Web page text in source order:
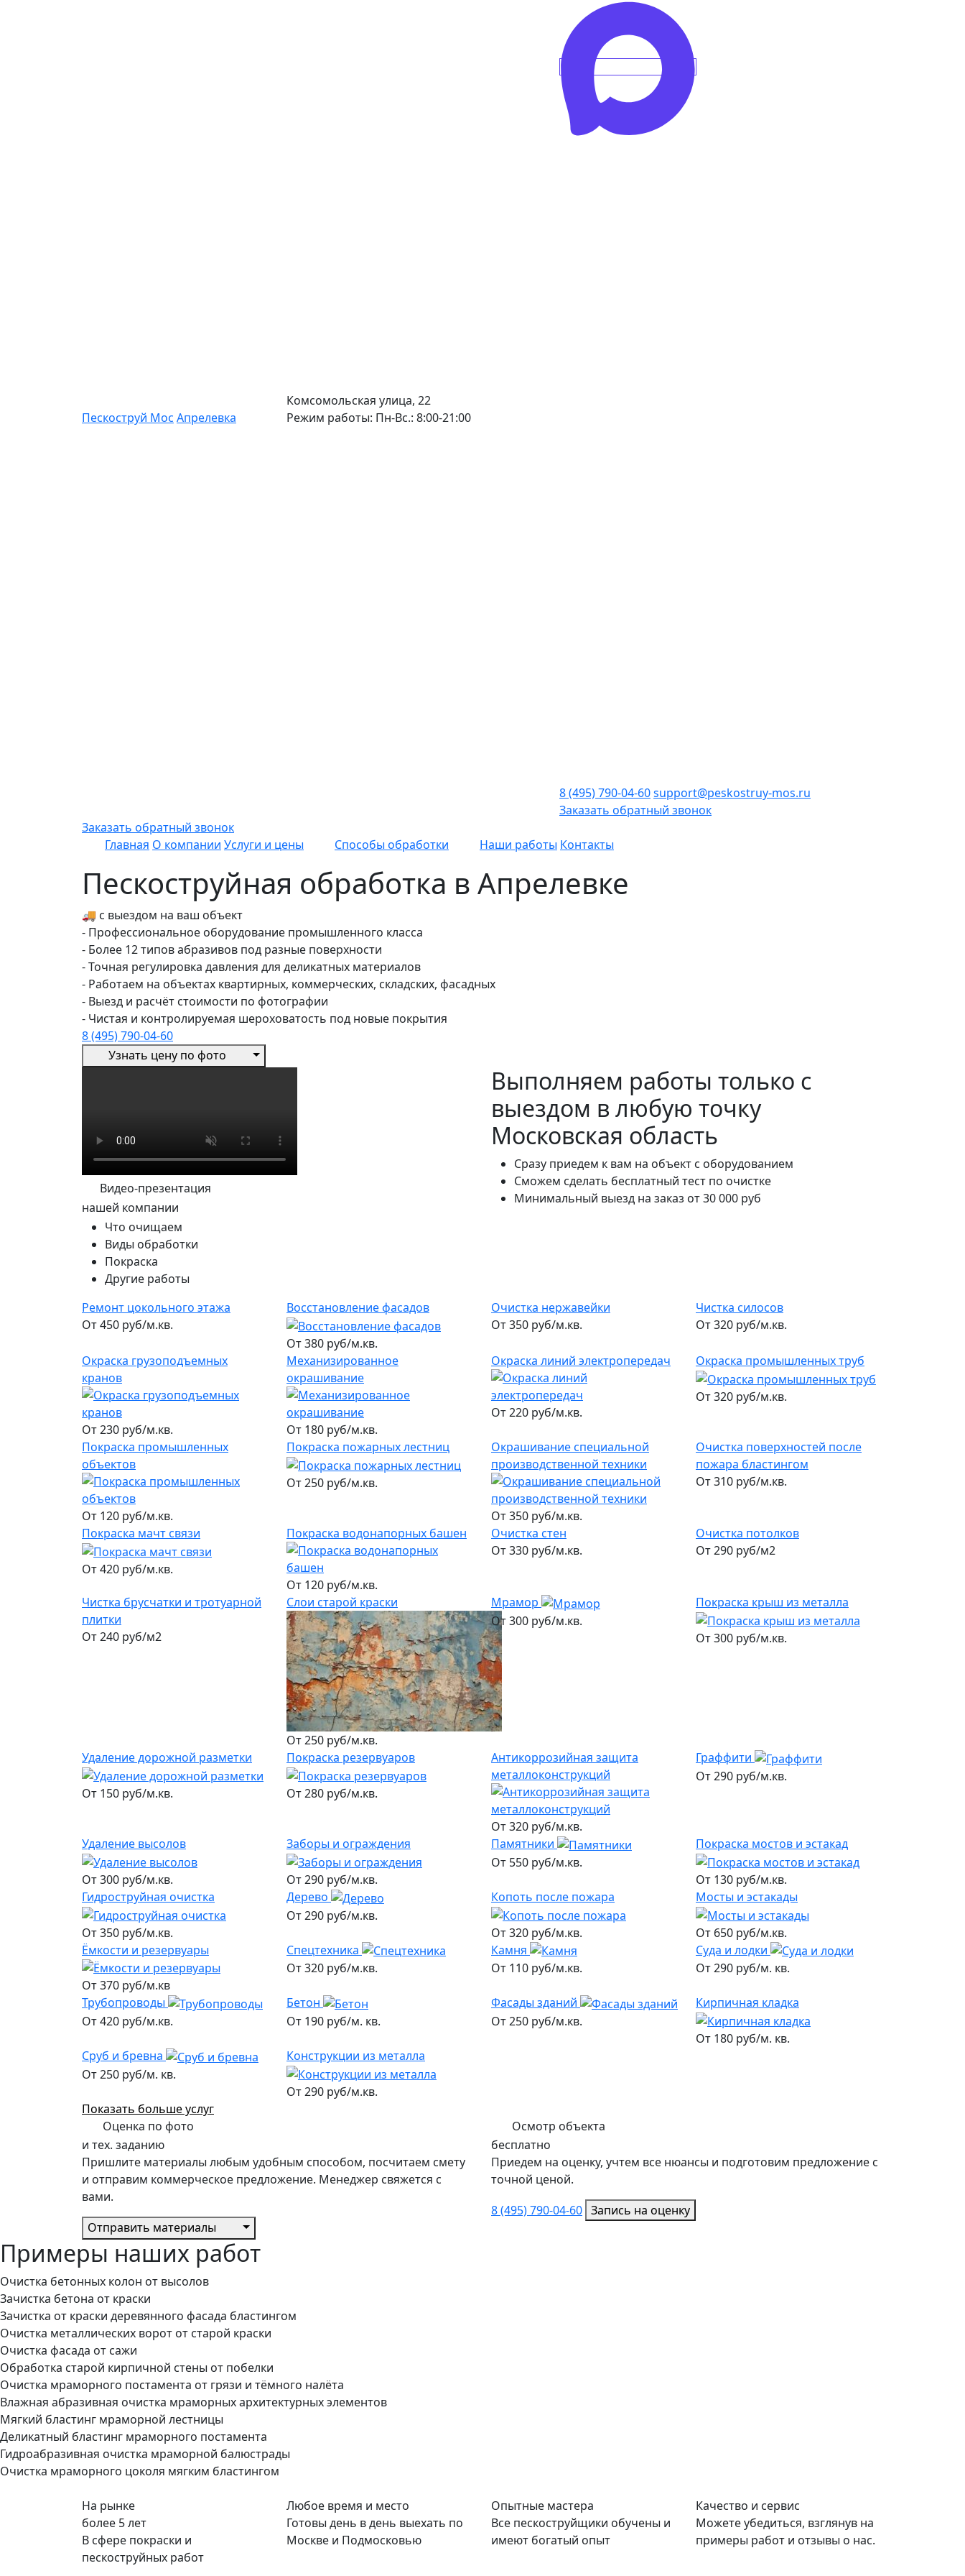
Пескоструй Мос Апрелевка
Комсомольская улица, 22
Режим работы: Пн-Вс.: 8:00-21:00
8 (495) 790-04-60support@peskostruy-mos.ru
Заказать обратный звонок
Заказать обратный звонок
Главная О компании Услуги и цены Способы обработки Наши работы Контакты
Пескоструйная обработка в Апрелевке
🚚 с выездом на ваш объект
- Профессиональное оборудование промышленного класса
- Более 12 типов абразивов под разные поверхности
- Точная регулировка давления для деликатных материалов
- Работаем на объектах квартирных, коммерческих, складских, фасадных
- Выезд и расчёт стоимости по фотографии
- Чистая и контролируемая шероховатость под новые покрытия
8 (495) 790-04-60
Узнать цену по фото
Видео-презентация
нашей компании
Выполняем работы только с
выездом в любую точку
Московская область
Сразу приедем к вам на объект с оборудованием
Сможем сделать бесплатный тест по очистке
Минимальный выезд на заказ от 30 000 руб
Что очищаем
Виды обработки
Покраска
Другие работы
Ремонт цокольного этажа
От 450 руб/м.кв.
Восстановление фасадов
От 380 руб/м.кв.
Очистка нержавейки
От 350 руб/м.кв.
Чистка силосов
От 320 руб/м.кв.
Окраска грузоподъемных
кранов
От 230 руб/м.кв.
Механизированное
окрашивание
От 180 руб/м.кв.
Окраска линий электропередач
От 220 руб/м.кв.
Окраска промышленных труб
От 320 руб/м.кв.
Покраска промышленных
объектов
От 120 руб/м.кв.
Покраска пожарных лестниц
От 250 руб/м.кв.
Окрашивание специальной
производственной техники
От 350 руб/м.кв.
Очистка поверхностей после
пожара бластингом
От 310 руб/м.кв.
Покраска мачт связи
От 420 руб/м.кв.
Покраска водонапорных башен
От 120 руб/м.кв.
Очистка стен
От 330 руб/м.кв.
Очистка потолков
От 290 руб/м2
Чистка брусчатки и тротуарной
плитки
От 240 руб/м2
Слои старой краски
От 250 руб/м.кв.
Мрамор
От 300 руб/м.кв.
Покраска крыш из металла
От 300 руб/м.кв.
Удаление дорожной разметки
От 150 руб/м.кв.
Покраска резервуаров
От 280 руб/м.кв.
Антикоррозийная защита
металлоконструкций
От 320 руб/м.кв.
Граффити
От 290 руб/м.кв.
Удаление высолов
От 300 руб/м.кв.
Заборы и ограждения
От 290 руб/м.кв.
Памятники
От 550 руб/м.кв.
Покраска мостов и эстакад
От 130 руб/м.кв.
Гидроструйная очистка
От 350 руб/м.кв.
Дерево
От 290 руб/м.кв.
Копоть после пожара
От 320 руб/м.кв.
Мосты и эстакады
От 650 руб/м.кв.
Ёмкости и резервуары
От 370 руб/м.кв
Спецтехника
От 320 руб/м.кв.
Камня
От 110 руб/м.кв.
Суда и лодки
От 290 руб/м. кв.
Трубопроводы
От 420 руб/м.кв.
Бетон
От 190 руб/м. кв.
Фасады зданий
От 250 руб/м.кв.
Кирпичная кладка
От 180 руб/м. кв.
Сруб и бревна
От 250 руб/м. кв.
Конструкции из металла
От 290 руб/м.кв.
Показать больше услуг
Оценка по фото
и тех. заданию
Пришлите материалы любым удобным способом, посчитаем смету
и отправим коммерческое предложение. Менеджер свяжется с
вами.
Отправить материалы
Осмотр объекта
бесплатно
Приедем на оценку, учтем все нюансы и подготовим предложение с
точной ценой.
8 (495) 790-04-60 Запись на оценку
Примеры наших работ
Очистка бетонных колон от высолов
Зачистка бетона от краски
Зачистка от краски деревянного фасада бластингом
Очистка металлических ворот от старой краски
Очистка фасада от сажи
Обработка старой кирпичной стены от побелки
Очистка мраморного постамента от грязи и тёмного налёта
Влажная абразивная очистка мраморных архитектурных элементов
Мягкий бластинг мраморной лестницы
Деликатный бластинг мраморного постамента
Гидроабразивная очистка мраморной балюстрады
Очистка мраморного цоколя мягким бластингом
На рынке
более 5 лет
В сфере покраски и
пескоструйных работ
Любое время и место
Готовы день в день выехать по
Москве и Подмосковью
Опытные мастера
Все пескоструйщики обучены и
имеют богатый опыт
Качество и сервис
Можете убедиться, взглянув на
примеры работ и отзывы о нас.